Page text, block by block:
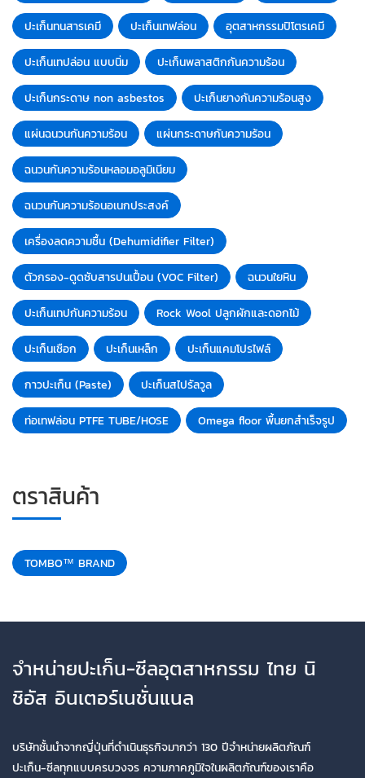
ปะเก็นทนสารเคมี ปะเก็นเทฟล่อน อุตสาหกรรมปิโตรเคมี
ปะเก็นเทปล่อน แบบนิ่ม ปะเก็นพลาสติกกันความร้อน
ปะเก็นกระดาษ non asbestos ปะเก็นยางกันความร้อนสูง
แผ่นฉนวนกันความร้อน แผ่นกระดาษกันความร้อน
ฉนวนกันความร้อนหลอมอลูมิเนียม
ฉนวนกันความร้อนอเนกประสงค์
เครื่องลดความชื้น (Dehumidifier Filter)
ตัวกรอง-ดูดซับสารปนเปื้อน (VOC Filter) ฉนวนใยหิน
ปะเก็นเทปกันความร้อน Rock Wool ปลูกผักและดอกไม้
ปะเก็นเชือก ปะเก็นเหล็ก ปะเก็นแคมโปรไฟล์
กาวปะเก็น (Paste) ปะเก็นสไปรัลวูล
ท่อเทฟล่อน PTFE TUBE/HOSE Omega floor พื้นยกสำเร็จรูป
ตราสินค้า
TOMBO™ BRAND
จำหน่ายปะเก็น-ซีลอุตสาหกรรม ไทย นิ
ชิอัส อินเตอร์เนชั่นแนล
บริษัทชั้นนำจากญี่ปุ่นที่ดำเนินธุรกิจมากว่า 130 ปีจำหน่ายผลิตภัณฑ์
ปะเก็น-ซีลทุกแบบครบวงจร ความภาคภูมิใจในผลิตภัณฑ์ของเราคือ